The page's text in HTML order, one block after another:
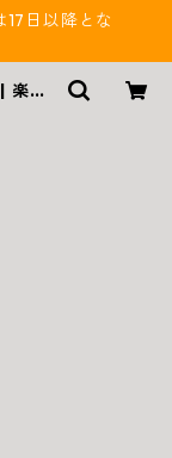
日以降とな
楽器